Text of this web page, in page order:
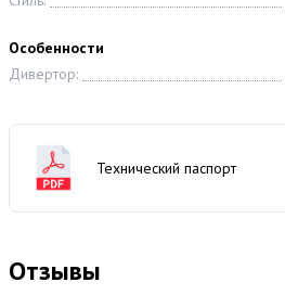
Особенности
Дивертор:
Технический паспорт
Отзывы